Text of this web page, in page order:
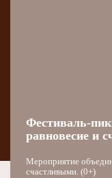
Фестиваль-
равновесие и
Мероприятие
счастливыми. (0+)